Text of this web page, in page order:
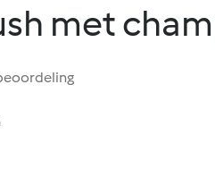
met